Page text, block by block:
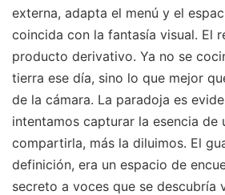
externa, adapta el menú y el
coincida con la fantasía visual. El
producto derivativo. Ya no se
tierra ese día, sino lo que mejor
de la cámara. La paradoja es
intentamos capturar la esencia de
compartirla, más la diluimos. El
definición, era un espacio de
secreto a voces que se descubría